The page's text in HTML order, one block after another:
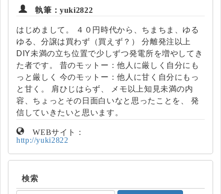
執筆：yuki2822
はじめまして。 ４０円時代から、ちまちま、ゆる
ゆる、分譲は買わず（買えず？） 分離発注以上
DIY未満の立ち位置で少しずつ発電所を増やしてき
た者です。 昔のモットー：他人に厳しく自分にも
っと厳しく 今のモットー：他人に甘く自分にもっ
と甘く。 肩ひじはらず、 メモ以上知見未満の内
容、ちょっとその日面白いなと思ったことを、 発
信していきたいと思います。
WEBサイト：
http://yuki2822
検索